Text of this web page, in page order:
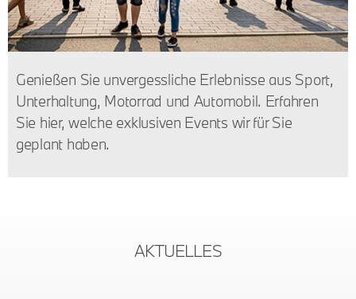
Genießen Sie unvergessliche Erlebnisse aus Sport,
Unterhaltung, Motorrad und Automobil. Erfahren
Sie hier, welche exklusiven Events wir für Sie
geplant haben.
AKTUELLES